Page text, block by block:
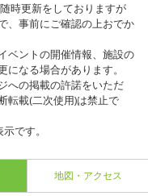
時更新をしておりますが
、事前にご確認の上おでか
ベントの開催情報、施設の
なる場合があります。
への掲載の許諾をいただ
転載(二次使用)は禁止で
です。
地図・アクセス